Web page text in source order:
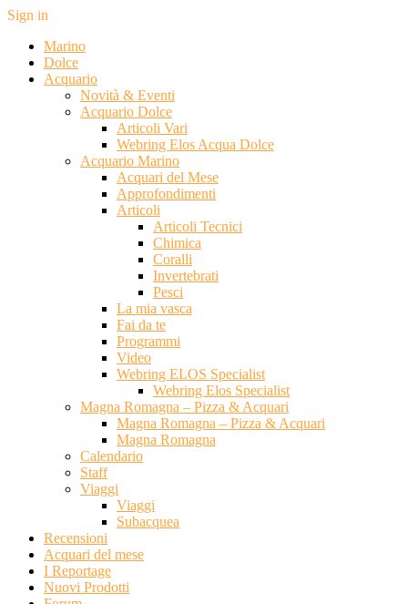
Sign in
Marino
Dolce
Acquario
Novità & Eventi
Acquario Dolce
Articoli Vari
Webring Elos Acqua Dolce
Acquario Marino
Acquari del Mese
Approfondimenti
Articoli
Articoli Tecnici
Chimica
Coralli
Invertebrati
Pesci
La mia vasca
Fai da te
Programmi
Video
Webring ELOS Specialist
Webring Elos Specialist
Magna Romagna – Pizza & Acquari
Magna Romagna – Pizza & Acquari
Magna Romagna
Calendario
Staff
Viaggi
Viaggi
Subacquea
Recensioni
Acquari del mese
I Reportage
Nuovi Prodotti